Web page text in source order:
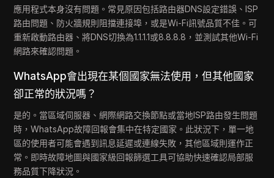
應用程式本身沒有問題。常見原因包括路由器DNS設定錯誤、ISP
路由問題、防火牆規則阻擋連接埠，或是Wi-Fi訊號品質不佳。可
重新啟動路由器、將DNS切換為1.1.1.1或8.8.8.8，並測試其他Wi-Fi
網路來確認問題。
WhatsApp會出現在某個國家無法使用，但其他國家
卻正常的狀況嗎？
是的。當區域伺服器、網際網路交換節點或當地ISP路由發生問題
時，WhatsApp故障回報會集中在特定國家。此狀況下，單一地
區的使用者可能會遇到訊息延遲或連線失敗，其他區域則運作正
常。即時故障地圖與國家級回報篩選工具可協助快速確認局部服
務品質下降狀況。